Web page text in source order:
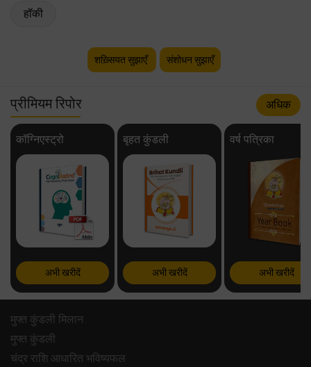
हॉकी
शख़्सियत सुझाएँ संशोधन सुझाएँ
प्रीमियम रिपोर अधिक
कॉग्निएस्ट्रो
अभी खरीदें
बृहत कुंडली
अभी खरीदें
वर्ष पत्रिका
अभी खरीदें
मुफ्त कुंडली मिलान
मुफ्त कुंडली
चंद्र राशि आधारित भविष्यफल